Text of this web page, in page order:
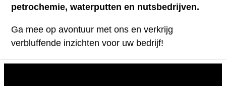
petrochemie, waterputten en nutsbedrijven.
Ga mee op avontuur met ons en verkrijg
verbluffende inzichten voor uw bedrijf!